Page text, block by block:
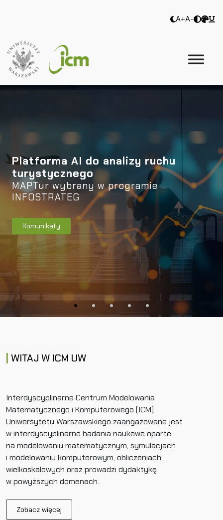
A+A-
Platforma AI do analizy ruchu
turystycznego
MAPTur wybrany w programie
INFOSTRATEG
Komunikaty
WITAJ W ICM UW
Interdyscyplinarne Centrum Modelowania
Matematycznego i Komputerowego (ICM)
Uniwersytetu Warszawskiego zaangażowane jest
w interdyscyplinarne badania naukowe oparte
na modelowaniu matematycznym, symulacjach
i modelowaniu komputerowym, obliczeniach
wielkoskalowych oraz prowadzi dydaktykę
w powyższych domenach.
Zobacz więcej